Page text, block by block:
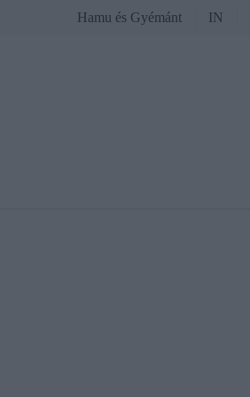
Hamu és Gyémánt IN